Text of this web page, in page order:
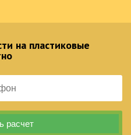
на пластиковые